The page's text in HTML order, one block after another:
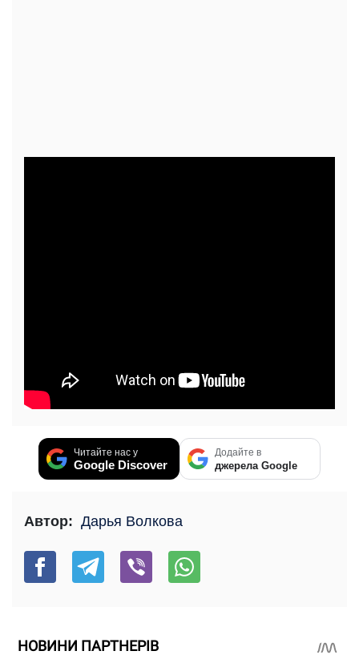
Читайте нас у
Google Discover
Додайте в
джерела Google
Автор: Дарья Волкова
НОВИНИ ПАРТНЕРІВ